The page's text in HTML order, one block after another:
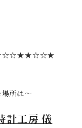
所は〜
計工房 儀